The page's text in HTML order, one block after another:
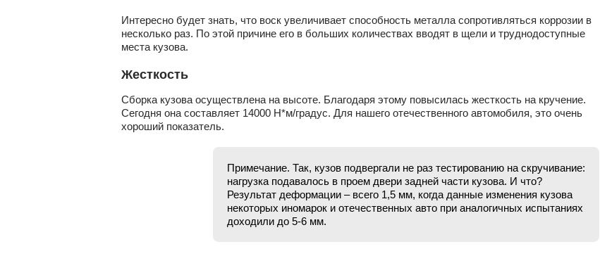
Интересно будет знать, что воск увеличивает способность металла сопротивляться коррозии в
несколько раз. По этой причине его в больших количествах вводят в щели и труднодоступные
места кузова.
Жесткость
Сборка кузова осуществлена на высоте. Благодаря этому повысилась жесткость на кручение.
Сегодня она составляет 14000 Н*м/градус. Для нашего отечественного автомобиля, это очень
хороший показатель.
Примечание. Так, кузов подвергали не раз тестированию на скручивание:
нагрузка подавалось в проем двери задней части кузова. И что?
Результат деформации – всего 1,5 мм, когда данные изменения кузова
некоторых иномарок и отечественных авто при аналогичных испытаниях
доходили до 5-6 мм.